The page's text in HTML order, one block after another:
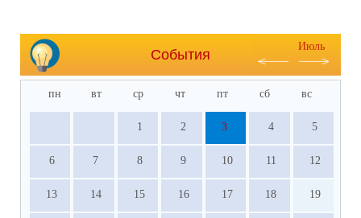
События
Июль
пн вт ср чт пт сб вс
1 2 3 4 5
6 7 8 9 10 11 12
13 14 15 16 17 18 19